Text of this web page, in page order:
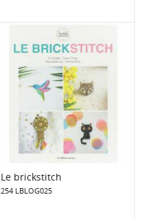
Le brickstitch
254 LBLOG025